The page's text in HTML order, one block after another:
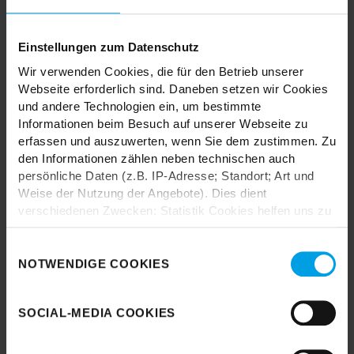
Einstellungen zum Datenschutz
Wir verwenden Cookies, die für den Betrieb unserer
Webseite erforderlich sind. Daneben setzen wir Cookies
und andere Technologien ein, um bestimmte
Informationen beim Besuch auf unserer Webseite zu
erfassen und auszuwerten, wenn Sie dem zustimmen. Zu
den Informationen zählen neben technischen auch
persönliche Daten (z.B. IP-Adresse; Standort; Art und
Weise der Nutzung der Angebote). Dies dient
verschiedenen Zwecken: Statistik Cookies helfen uns zu
anonymisiert für statistische Zwecke auszuwerten.
Marketing Cookies helfen uns, Ihnen personalisierte
Werbung anzuzeigen. Social-Media-Cookies ermöglichen
es, eine Verbindung zu sozialen Netzwerken aufzubauen,
NOTWENDIGE COOKIES
SOCIAL-MEDIA COOKIES
TRENDHOPPER STORES
Wie wäre es mit einer großen Portion Inspiration und Kreativität?
In unseren Stores findest du alle Trendhopper Möbel, Stoffe und
Styles.
Datenschutzbestimmungen von Google.